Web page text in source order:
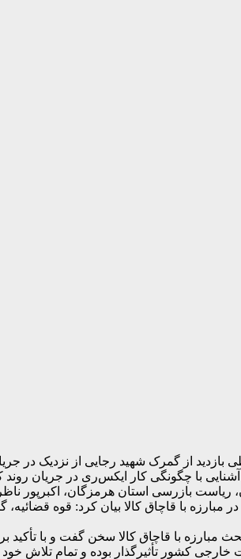
از گمرک شهید رجایی از نزدیک در
با چگونگی کار ایکس‌ری در جریان
ریاست بازرسی استان هرمزگان،
با قاچاق کالا بیان کرد: قوه
مبارزه با قاچاق کالا سخن گفت و با تأکید
کشور تأثیرگذار بوده و تمام تلاش